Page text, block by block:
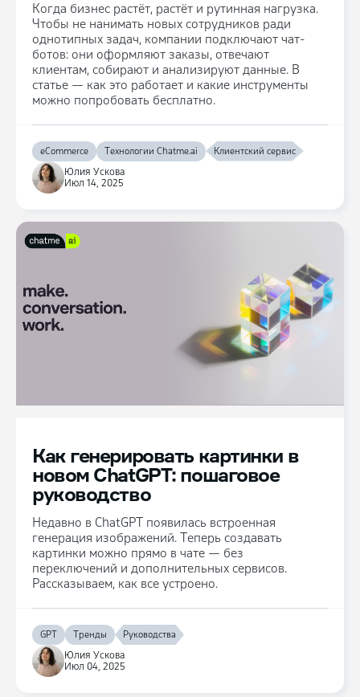
Когда бизнес растёт, растёт и рутинная нагрузка.
Чтобы не нанимать новых сотрудников ради
однотипных задач, компании подключают чат-
ботов: они оформляют заказы, отвечают
клиентам, собирают и анализируют данные. В
статье — как это работает и какие инструменты
можно попробовать бесплатно.
Юлия Ускова
Июл 14, 2025
eCommerce Технологии Chatme.ai Клиентский сервис
Как генерировать картинки в
новом ChatGPT: пошаговое
руководство
Недавно в ChatGPT появилась встроенная
генерация изображений. Теперь создавать
картинки можно прямо в чате — без
переключений и дополнительных сервисов.
Рассказываем, как все устроено.
Юлия Ускова
Июл 04, 2025
GPT Тренды Руководства